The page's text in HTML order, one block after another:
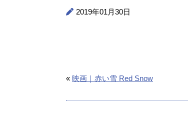
2019年01月30日
« 映画｜赤い雪 Red Snow